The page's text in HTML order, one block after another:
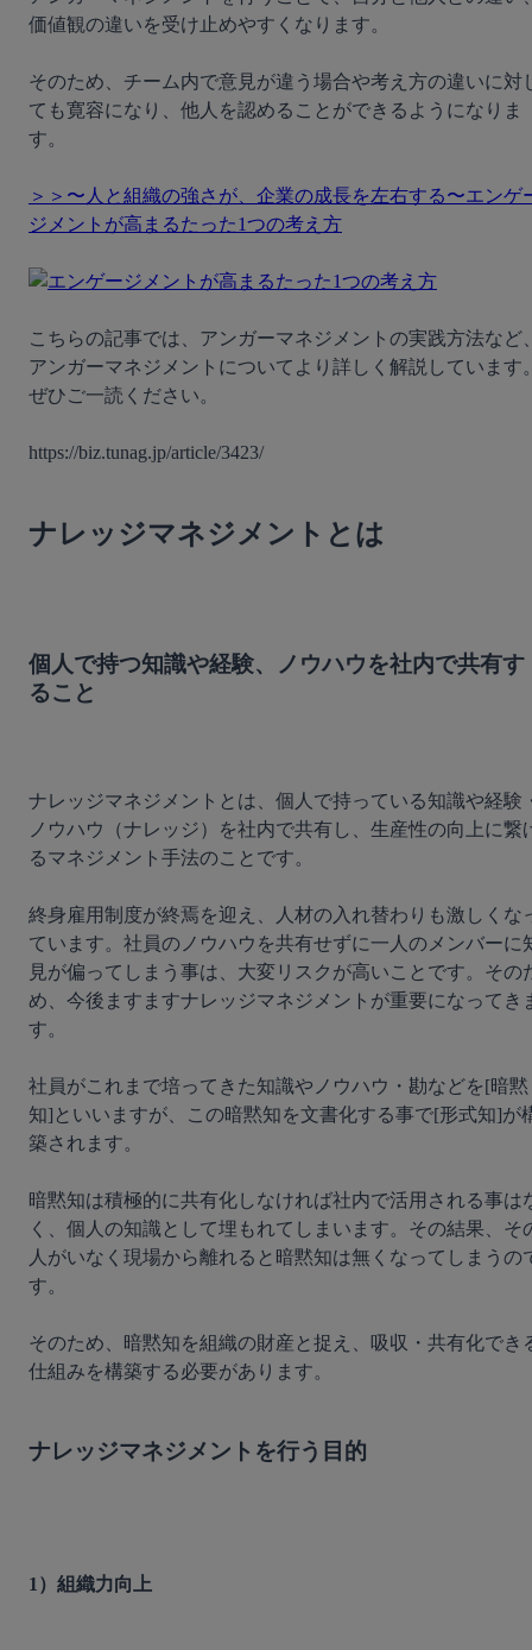
価値観の違いを受け止めやすくなります。
そのため、チーム内で意見が違う場合や考え方の違いに対
ても寛容になり、他人を認めることができるようになりま
す。
＞＞〜人と組織の強さが、企業の成長を左右する〜エンゲ
ジメントが高まるたった1つの考え方
こちらの記事では、アンガーマネジメントの実践方法など
アンガーマネジメントについてより詳しく解説しています
ぜひご一読ください。
https://biz.tunag.jp/article/3423/
ナレッジマネジメントとは
個人で持つ知識や経験、ノウハウを社内で共有す
ること
ナレッジマネジメントとは、個人で持っている知識や経験
ノウハウ（ナレッジ）を社内で共有し、生産性の向上に繋
るマネジメント手法のことです。
終身雇用制度が終焉を迎え、人材の入れ替わりも激しくな
ています。社員のノウハウを共有せずに一人のメンバーに
見が偏ってしまう事は、大変リスクが高いことです。その
め、今後ますますナレッジマネジメントが重要になってき
す。
社員がこれまで培ってきた知識やノウハウ・勘などを[暗黙
知]といいますが、この暗黙知を文書化する事で[形式知]が
築されます。
暗黙知は積極的に共有化しなければ社内で活用される事は
く、個人の知識として埋もれてしまいます。その結果、そ
人がいなく現場から離れると暗黙知は無くなってしまうの
す。
そのため、暗黙知を組織の財産と捉え、吸収・共有化でき
仕組みを構築する必要があります。
ナレッジマネジメントを行う目的
1）組織力向上